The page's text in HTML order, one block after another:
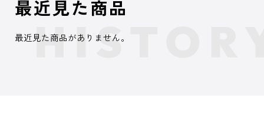
最近見た商品
最近見た商品がありません。